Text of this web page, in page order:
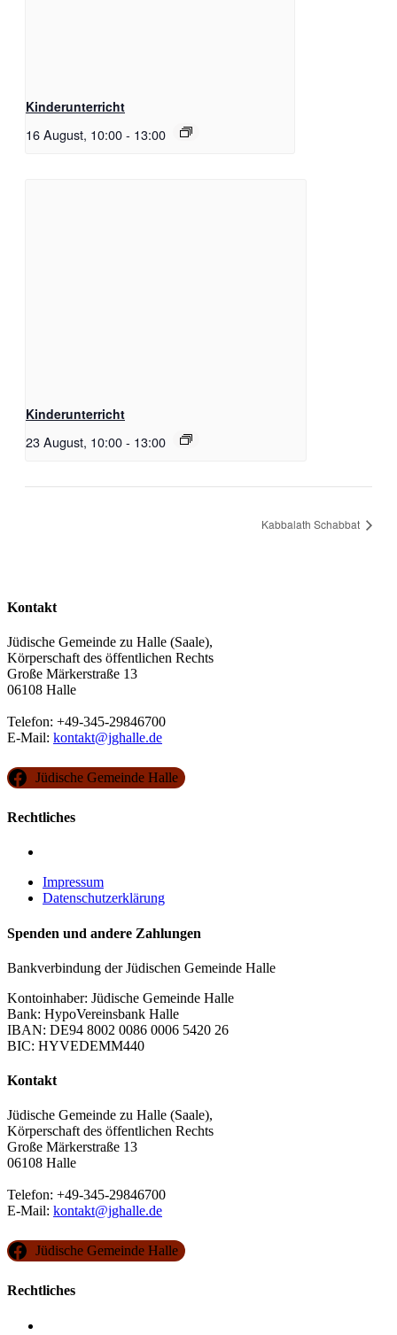
Kinderunterricht
16 August, 10:00- 13:00
Kinderunterricht
23 August, 10:00- 13:00
Kabbalath Schabbat
Kontakt
Jüdische Gemeinde zu Halle (Saale),
Körperschaft des öffentlichen Rechts
Große Märkerstraße 13
06108 Halle
Telefon: +49-345-29846700
E-Mail: kontakt@jghalle.de
Jüdische Gemeinde Halle
Rechtliches
Impressum
Datenschutzerklärung
Spenden und andere Zahlungen
Bankverbindung der Jüdischen Gemeinde Halle
Kontoinhaber: Jüdische Gemeinde Halle
Bank: HypoVereinsbank Halle
IBAN: DE94 8002 0086 0006 5420 26
BIC: HYVEDEMM440
Kontakt
Jüdische Gemeinde zu Halle (Saale),
Körperschaft des öffentlichen Rechts
Große Märkerstraße 13
06108 Halle
Telefon: +49-345-29846700
E-Mail: kontakt@jghalle.de
Jüdische Gemeinde Halle
Rechtliches